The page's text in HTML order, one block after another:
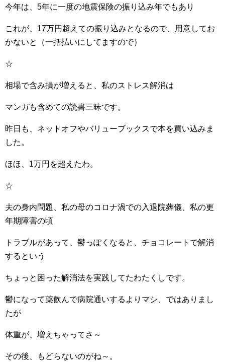
今年は、5年に一度の地震保険の振り込み年でもあり
これが、17万円超えての振り込みとなるので、用意してお
かないと（一括払いにしてますので）
☆
相場で含み損が増えると、私のストレス解消は
マンガも含めての読書三昧です。
昨日も、ネットオフやバリューブックスで本を買い込みま
した。
ほほ、1万円を超えたわ。
☆
夫の身内問題、私の母のコロナ渦での入退院葬儀、私の更
年期障害の頃
トラブルがあって、鬱っぽくなると、チョコレートで解消
するという
ちょっと困った解消法を実践してたわたくしです。
鬱になって薬飲んで病院通いするよりマシ、ではありまし
たが
体重が、増えちゃってさ～
その後、もどらないのがね～。